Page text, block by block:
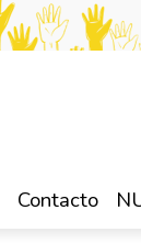
Contacto